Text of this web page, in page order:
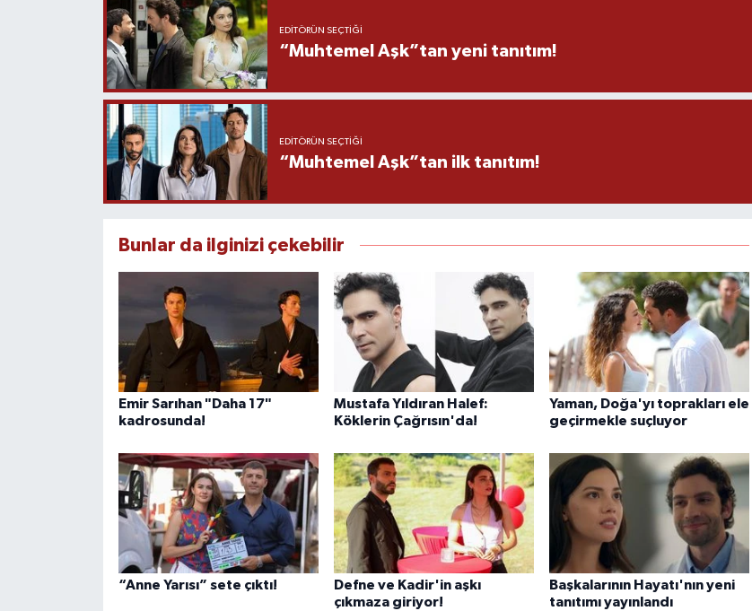
EDITÖRÜN SEÇTIĞI
“Muhtemel Aşk”tan yeni tanıtım!
EDITÖRÜN SEÇTIĞI
“Muhtemel Aşk”tan ilk tanıtım!
Bunlar da ilginizi çekebilir
Emir Sarıhan "Daha 17"
kadrosunda!
Mustafa Yıldıran Halef:
Köklerin Çağrısın'da!
Yaman, Doğa'yı toprakları ele
geçirmekle suçluyor
“Anne Yarısı” sete çıktı!
Defne ve Kadir'in aşkı
çıkmaza giriyor!
Başkalarının Hayatı'nın yeni
tanıtımı yayınlandı